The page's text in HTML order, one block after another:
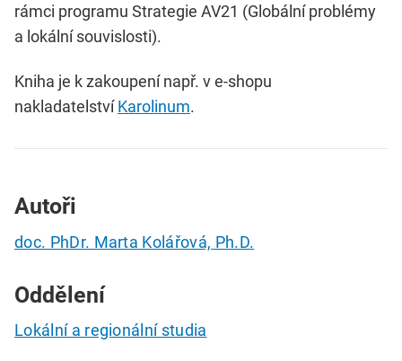
rámci programu Strategie AV21 (Globální problémy
a lokální souvislosti).
Kniha je k zakoupení např. v e-shopu
nakladatelstvíKarolinum.
Autoři
doc. PhDr. Marta Kolářová, Ph.D.
Oddělení
Lokální a regionální studia